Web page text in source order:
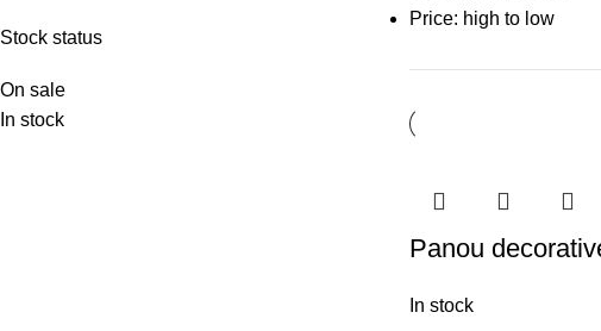
Stock status
On sale
In stock
Price: high to low
Panou
In stock